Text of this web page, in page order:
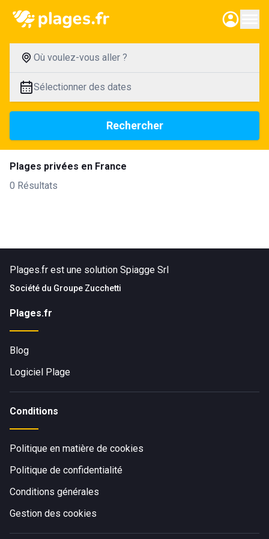
Où voulez-vous aller ?
Sélectionner des dates
Rechercher
Plages privées en France
0 Résultats
Plages.fr est une solution Spiagge Srl
Société du Groupe Zucchetti
Plages.fr
Blog
Logiciel Plage
Conditions
Politique en matière de cookies
Politique de confidentialité
Conditions générales
Gestion des cookies